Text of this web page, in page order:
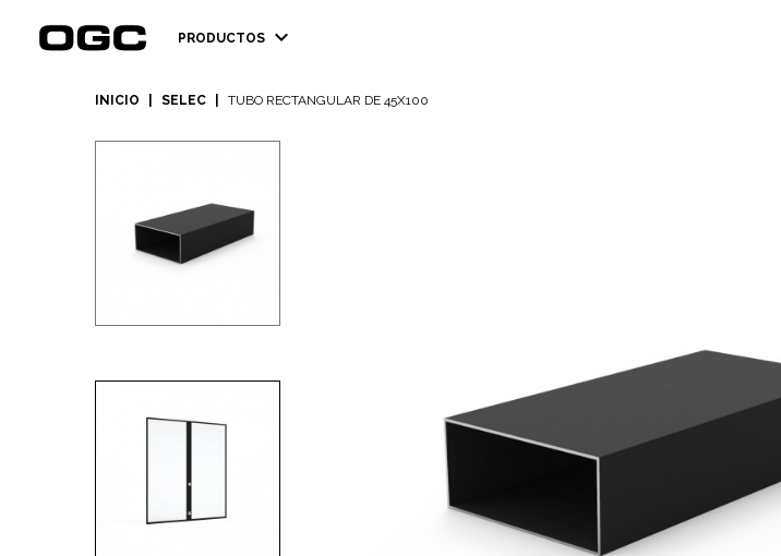
PRODUCTOS expand_more
INICIO SELEC TUBO RECTANGULAR DE 45X100